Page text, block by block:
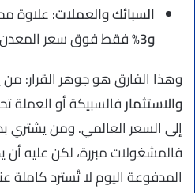
السبائك والعملات:علاوة
و3%
فقط فوق سعر
وهذا الفارق هو جوهر القرار:
والاستثمارفالسبيكة أو العملة
إلى السعر العالمي. ومن يشتري
فالمشغولات مبررة، لكن عليه أن
المدفوعة اليوم لا تُسترد كاملة